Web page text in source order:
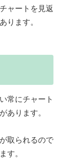
ャートを見返
ります。
常にチャート
あります。
取られるので
す。